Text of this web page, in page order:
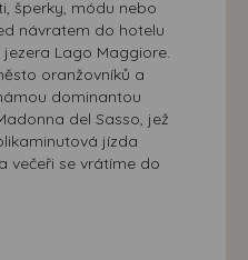
šperky, módu nebo
návratem do hotelu
Lago Maggiore.
oranžovníků a
dominantou
del Sasso, jež
jízda
večeři se vrátíme do